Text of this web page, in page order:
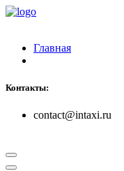
Главная
Контакты:
contact@intaxi.ru